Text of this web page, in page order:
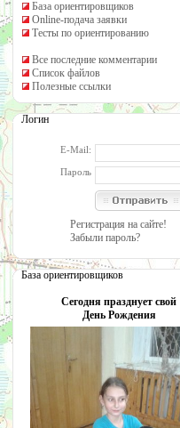
База ориентировщиков
Online-подача заявки
Тесты по ориентированию
Все последние комментарии
Список файлов
Полезные ссылки
Логин
E-Mail:
Пароль
Регистрация на сайте!
Забыли пароль?
База ориентировщиков
Сегодня празднует свой
День Рождения